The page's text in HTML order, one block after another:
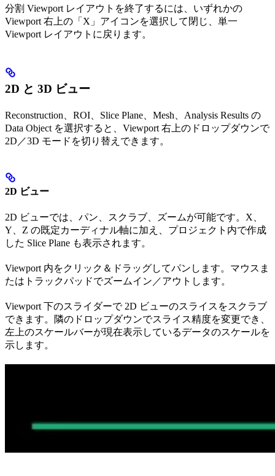
分割 Viewport レイアウトを終了するには、いずれかの
Viewport 右上の「X」アイコンを選択して閉じ、単一
Viewport レイアウトに戻ります。
2D と 3D ビュー
Reconstruction、ROI、Slice Plane、Mesh、Analysis Results の
Data Object を選択すると、Viewport 右上のドロップダウンで
2D／3D モードを切り替えできます。
2D ビュー
2D ビューでは、パン、スクラブ、ズームが可能です。X、
Y、Z の既定カーディナル軸に加え、プロジェクト内で作成
した Slice Plane も表示されます。
Viewport 内をクリック＆ドラッグしてパンします。マウスま
たはトラックパッドでズームイン／アウトします。
Viewport 下のスライダーで 2D ビューのスライスをスクラブ
できます。隣のドロップダウンでスライス精度を変更でき、
左上のスケールバーが現在表示しているデータのスケールを
示します。